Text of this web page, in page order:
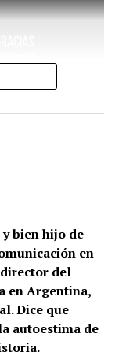
bien hijo de
en
director del
en Argentina,
Dice que
autoestima de